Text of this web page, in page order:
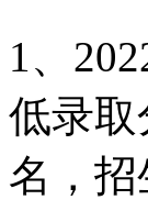
1、
低录取
名，招